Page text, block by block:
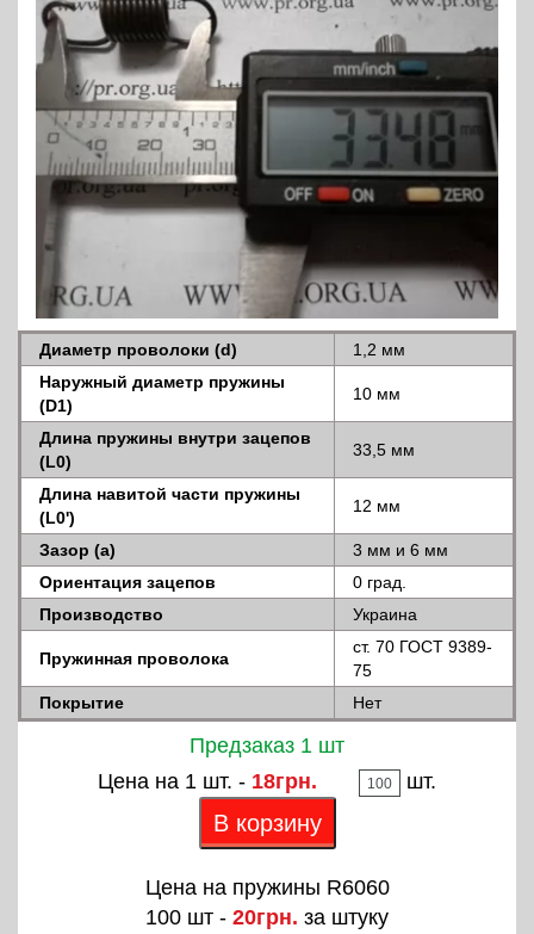
Диаметр проволоки (d)
1,2 мм
Наружный диаметр пружины
(D1)
10 мм
Длина пружины внутри зацепов
(L0)
33,5 мм
Длина навитой части пружины
(L0')
12 мм
Зазор (a)
3 мм и 6 мм
Ориентация зацепов
0 град.
Производство
Украина
Пружинная проволока
ст. 70 ГОСТ 9389-
75
Покрытие
Нет
Предзаказ 1 шт
Цена на 1 шт. - 18грн. шт.
В корзину
Цена на пружины R6060
100 шт - 20грн. за штуку